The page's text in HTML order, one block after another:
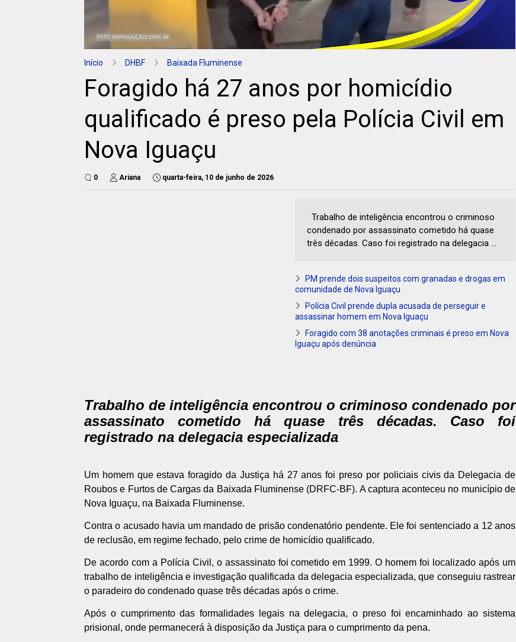
Início DHBF Baixada Fluminense
Foragido há 27 anos por homicídio
qualificado é preso pela Polícia Civil em
Nova Iguaçu
0 Ariana quarta-feira, 10 de junho de 2026
Trabalho de inteligência encontrou o criminoso
condenado por assassinato cometido há quase
três décadas. Caso foi registrado na delegacia ...
PM prende dois suspeitos com granadas e drogas em
comunidade de Nova Iguaçu
Polícia Civil prende dupla acusada de perseguir e
assassinar homem em Nova Iguaçu
Foragido com 38 anotações criminais é preso em Nova
Iguaçu após denúncia
Trabalho de inteligência encontrou o criminoso condenado por
assassinato cometido há quase três décadas. Caso foi
registrado na delegacia especializada
Um homem que estava foragido da Justiça há 27 anos foi preso por policiais civis da Delegacia de
Roubos e Furtos de Cargas da Baixada Fluminense (DRFC-BF). A captura aconteceu no município de
Nova Iguaçu, na Baixada Fluminense.
Contra o acusado havia um mandado de prisão condenatório pendente. Ele foi sentenciado a 12 anos
de reclusão, em regime fechado, pelo crime de homicídio qualificado.
De acordo com a Polícia Civil, o assassinato foi cometido em 1999. O homem foi localizado após um
trabalho de inteligência e investigação qualificada da delegacia especializada, que conseguiu rastrear
o paradeiro do condenado quase três décadas após o crime.
Após o cumprimento das formalidades legais na delegacia, o preso foi encaminhado ao sistema
prisional, onde permanecerá à disposição da Justiça para o cumprimento da pena.